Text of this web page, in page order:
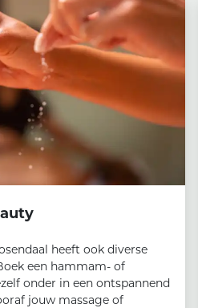
heeft ook diverse
een hammam- of
onder in een ontspannend
jouw massage of